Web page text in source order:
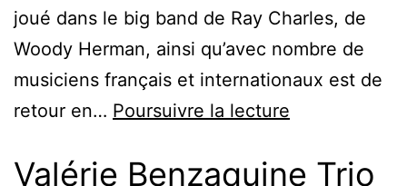
joué dans le big band de Ray Charles, de
Woody Herman, ainsi qu’avec nombre de
musiciens français et internationaux est de
retour en… Poursuivre la lecture
Valérie Benzaquine Trio